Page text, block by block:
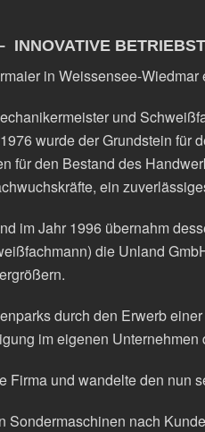
INNOVATIVE
in Weissensee-
und
wurde der Grundstein
für den Bestand des
ein
im Jahr 1996 übernahm
die Unland
durch den Erwerb
im eigenen
Firma und wandelte den nun
Sondermaschinen nach